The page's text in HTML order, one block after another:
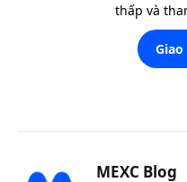
thấp và
MEXC Blog